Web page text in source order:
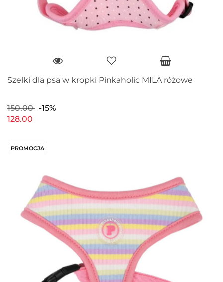
Szelki dla psa w kropki Pinkaholic MILA różowe
150.00
-15%
128.00
PROMOCJA